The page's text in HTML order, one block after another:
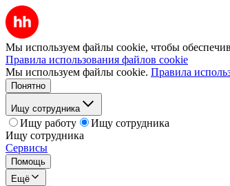
Мы используем файлы cookie, чтобы
Правила использования файлов cookie
Мы используем файлы cookie. Правила
Понятно
Ищу сотрудника
Ищу работу
Ищу сотрудника
Ищу сотрудника
Сервисы
Помощь
Ещё